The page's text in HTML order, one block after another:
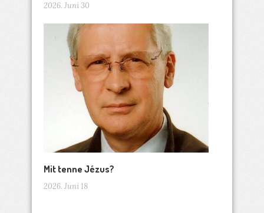
2026. Juni 30
Mit tenne Jézus?
2026. Juni 18